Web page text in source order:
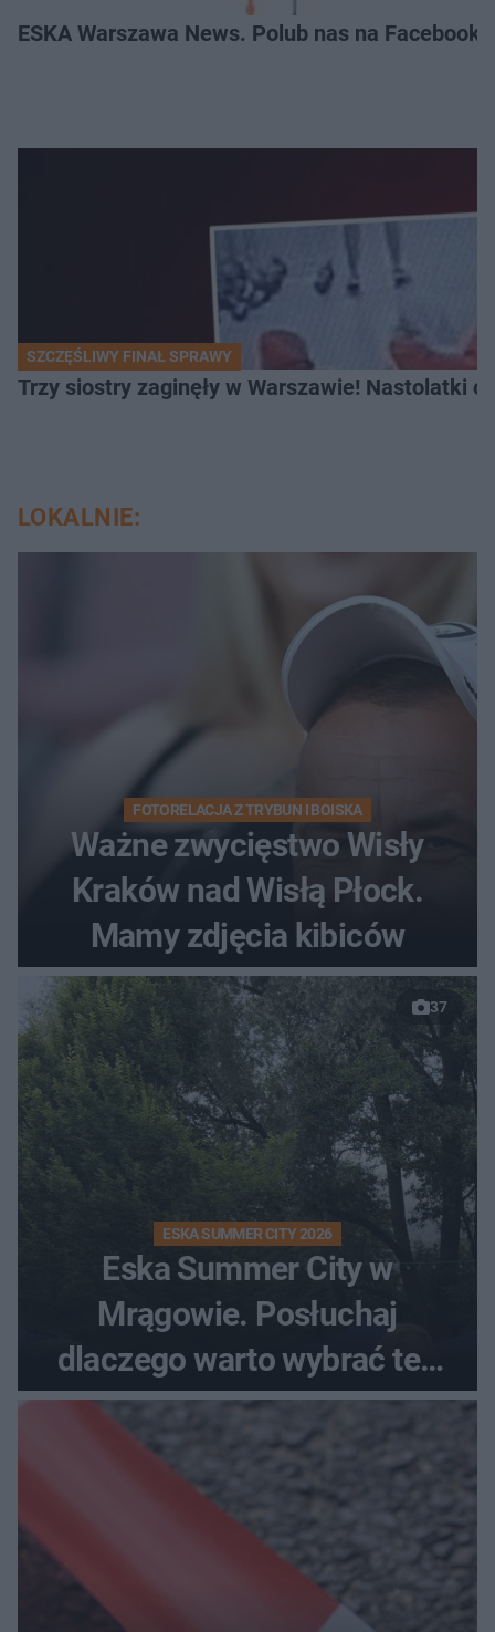
ESKA Warszawa News. Polub nas na
SZCZĘŚLIWY FINAŁ SPRAWY
Trzy siostry zaginęły w Warszawie! Nastolatki
LOKALNIE:
FOTORELACJA Z TRYBUN I BOISKA
Ważne zwycięstwo Wisły
Kraków nad Wisłą Płock.
Mamy zdjęcia kibiców
37
ESKA SUMMER CITY 2026
Eska Summer City w
Mrągowie. Posłuchaj
dlaczego warto wybrać ten
kierunek na urlop!